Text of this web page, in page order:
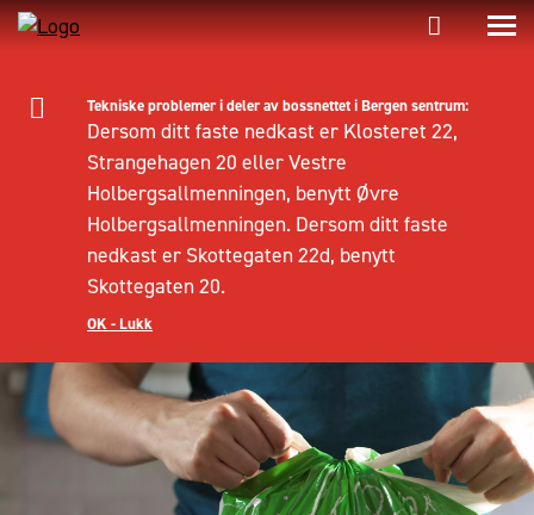
Tekniske problemer i deler av bossnettet i Bergen sentrum:
Dersom ditt faste nedkast er Klosteret 22,
Strangehagen 20 eller Vestre
Holbergsallmenningen, benytt Øvre
Holbergsallmenningen. Dersom ditt faste
nedkast er Skottegaten 22d, benytt
Skottegaten 20.
OK - Lukk